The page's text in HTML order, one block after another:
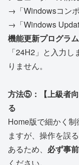
→「Windowsコン
→「Windows
機能更新プログラ
「24H2」と入力
りません。
方法⑤：【上級者
る
Home版で細かく
ますが、操作を誤
あるため、 必ず事